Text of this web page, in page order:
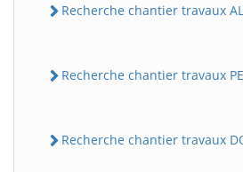
Recherche chantier travaux
Recherche chantier travaux
Recherche chantier travaux